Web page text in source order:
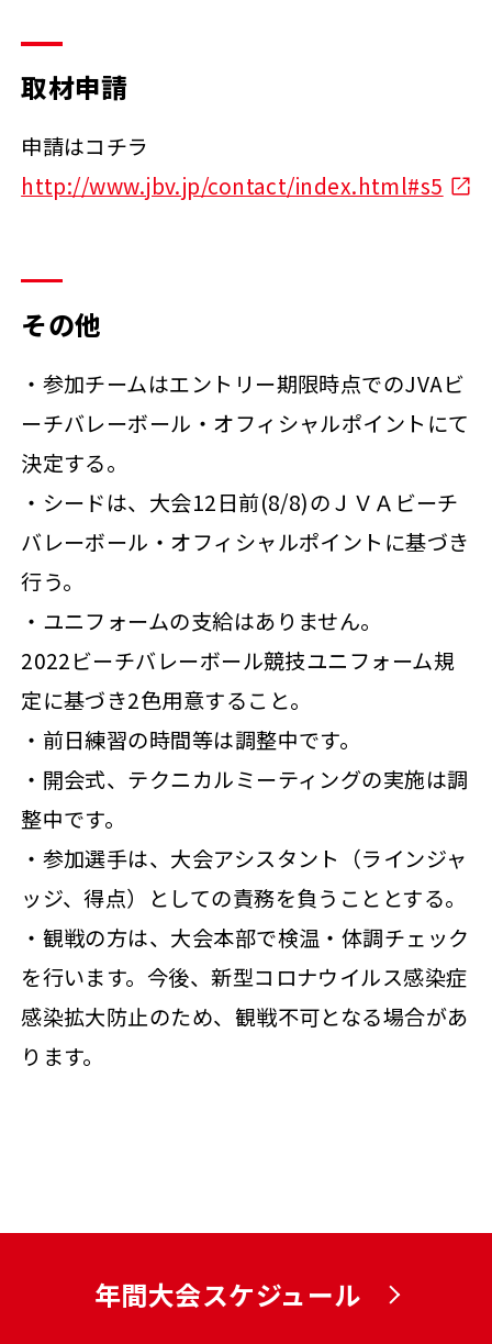
取材申請
申請はコチラ
http://www.jbv.jp/contact/index.html#s5
その他
・参加チームはエントリー期限時点でのJVAビ
ーチバレーボール・オフィシャルポイントにて
決定する。
・シードは、大会12日前(8/8)のＪＶＡビーチ
バレーボール・オフィシャルポイントに基づき
行う。
・ユニフォームの支給はありません。
2022ビーチバレーボール競技ユニフォーム規
定に基づき2色用意すること。
・前日練習の時間等は調整中です。
・開会式、テクニカルミーティングの実施は調
整中です。
・参加選手は、大会アシスタント（ラインジャ
ッジ、得点）としての責務を負うこととする。
・観戦の方は、大会本部で検温・体調チェック
を行います。今後、新型コロナウイルス感染症
感染拡大防止のため、観戦不可となる場合があ
ります。
年間大会スケジュール